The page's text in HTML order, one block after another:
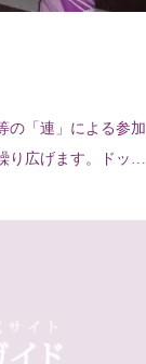
の「連」による参加
広げます。ドッコ